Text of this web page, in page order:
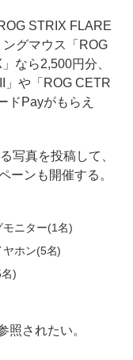
STRIX FLARE
ングマウス「ROG
なら2,500円分、
」や「ROG CETR
ドPayがもらえ
写真を投稿して、
ーンも開催する。
ニター(1名)
ホン(5名)
)
されたい。